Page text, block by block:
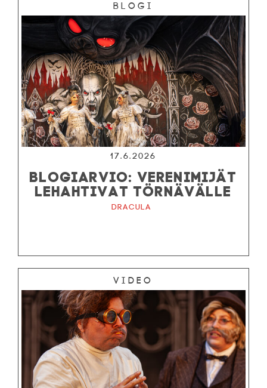
Blogi
17.6.2026
BLOGIARVIO: VERENIMIJÄT
LEHAHTIVAT TÖRNÄVÄLLE
Dracula
Video